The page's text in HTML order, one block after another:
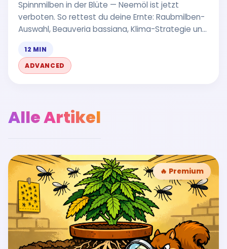
Spinnmilben in der Blüte — Neemöl ist jetzt
verboten. So rettest du deine Ernte: Raubmilben-
Auswahl, Beauveria bassiana, Klima-Strategie und
12 MIN
ADVANCED
Alle Artikel
🔥 Premium